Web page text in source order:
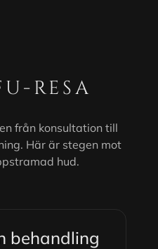
RESA
från konsultation till
Här är stegen mot
hud.
behandling